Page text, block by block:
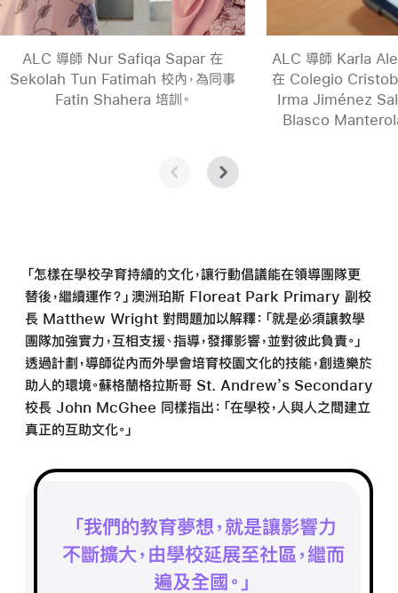
ALC 導師 Nur Safiqa Sapar 在
Sekolah Tun Fatimah 校內，為同事
Fatin Shahera 培訓。
ALC 導師 Karla
在 Colegio
Irma Jiménez
Blasco
「怎樣在學校孕育持續的文化，讓行動倡議能在領導團隊更
替後，繼續運作？」澳洲珀斯 Floreat Park Primary 副校
長 Matthew Wright 對問題加以解釋：「就是必須讓教學
團隊加強實力，互相支援、指導，發揮影響，並對彼此負責。」
透過計劃，導師從內而外學會培育校園文化的技能，創造樂於
助人的環境。蘇格蘭格拉斯哥 St. Andrew’s Secondary
校長 John McGhee 同樣指出：「在學校，人與人之間建立
真正的互助文化。」
我們的教育夢想，就是讓影響力
不斷擴大，由學校延展至社區，繼而
遍及全國。